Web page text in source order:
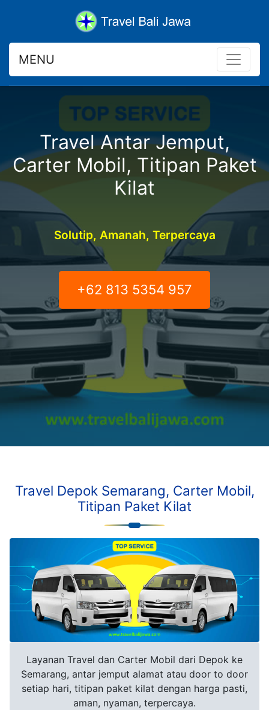
MENU
Travel Antar Jemput,
Carter Mobil, Titipan Paket
Kilat
Solutip, Amanah, Terpercaya
+62 813 5354 957
Travel Depok Semarang, Carter Mobil,
Titipan Paket Kilat
Layanan Travel dan Carter Mobil dari Depok ke
Semarang, antar jemput alamat atau door to door
setiap hari, titipan paket kilat dengan harga pasti,
aman, nyaman, terpercaya.